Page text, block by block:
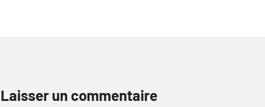
Laisser un commentaire